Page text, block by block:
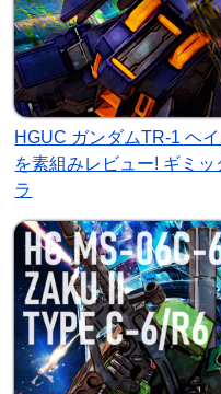
HGUC ガンダムTR-1 ヘ
を素組みレビュー! ギミ
ラ